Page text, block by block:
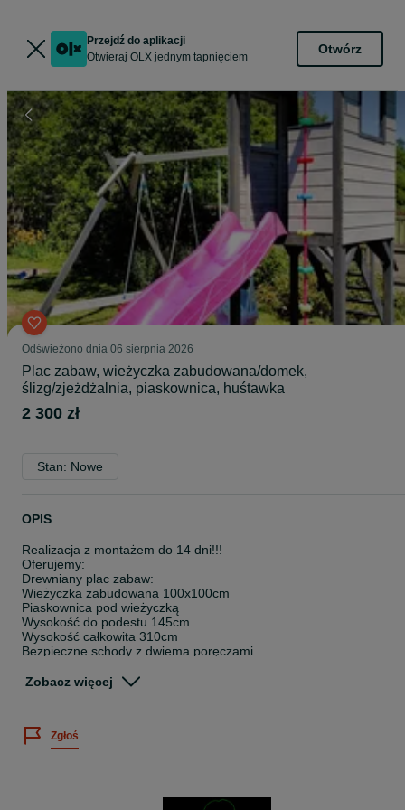
Przejdź do aplikacji
Otwieraj OLX jednym tapnięciem
Otwórz
Odświeżono dnia 06 sierpnia 2026
Plac zabaw, wieżyczka zabudowana/domek,
ślizg/zjeżdżalnia, piaskownica, huśtawka
2 300 zł
Stan: Nowe
OPIS
Realizacja z montażem do 14 dni!!!
Oferujemy:
Drewniany plac zabaw:
Wieżyczka zabudowana 100x100cm
Piaskownica pod wieżyczką
Wysokość do podestu 145cm
Wysokość całkowita 310cm
Bezpieczne schody z dwiema poręczami
Ślizg/Zjeżdżalnia 3m
Opcje dodatkowe za dopłatą:
Transport 1,2zł/km w dwie strony
Zobacz więcej
Zgłoś